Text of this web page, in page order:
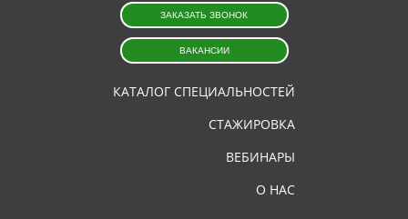
КАТАЛОГ СПЕЦИАЛЬНОСТЕЙ
СТАЖИРОВКА
ВЕБИНАРЫ
О НАС
ЗАКАЗАТЬ ЗВОНОК
ВАКАНСИИ